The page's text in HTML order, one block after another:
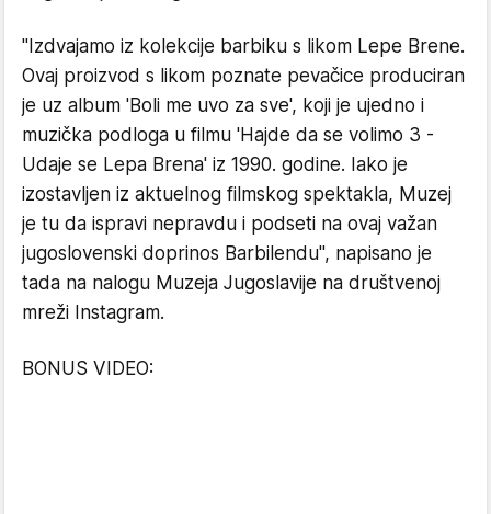
"Izdvajamo iz kolekcije barbiku s likom Lepe Brene.
Ovaj proizvod s likom poznate pevačice produciran
je uz album 'Boli me uvo za sve', koji je ujedno i
muzička podloga u filmu 'Hajde da se volimo 3 -
Udaje se Lepa Brena' iz 1990. godine. Iako je
izostavljen iz aktuelnog filmskog spektakla, Muzej
je tu da ispravi nepravdu i podseti na ovaj važan
jugoslovenski doprinos Barbilendu", napisano je
tada na nalogu Muzeja Jugoslavije na društvenoj
mreži Instagram.
BONUS VIDEO: